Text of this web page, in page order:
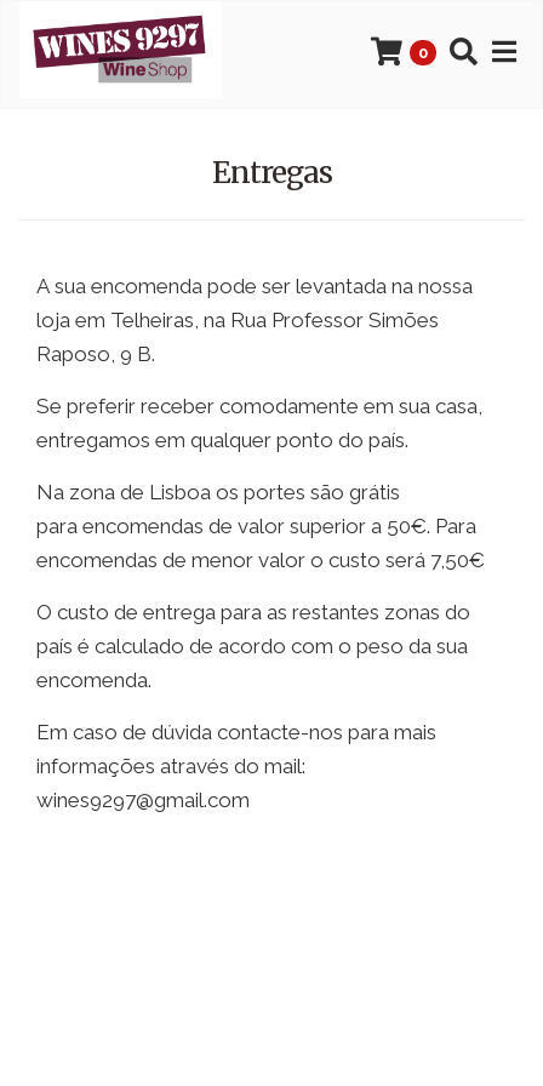
0
Entregas
A sua encomenda pode ser levantada na nossa
loja em Telheiras, na Rua Professor Simões
Raposo, 9 B.
Se preferir receber comodamente em sua casa,
entregamos em qualquer ponto do país.
Na zona de Lisboa os portes são grátis
para encomendas de valor superior a 50€. Para
encomendas de menor valor o custo será 7,50€
O custo de entrega para as restantes zonas do
país é calculado de acordo com o peso da sua
encomenda.
Em caso de dúvida contacte-nos para mais
informações através do mail:
wines9297@gmail.com